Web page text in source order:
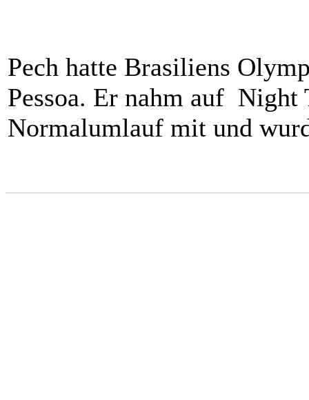
Pech hatte Brasiliens
Pessoa. Er nahm auf
Normalumlauf mit und